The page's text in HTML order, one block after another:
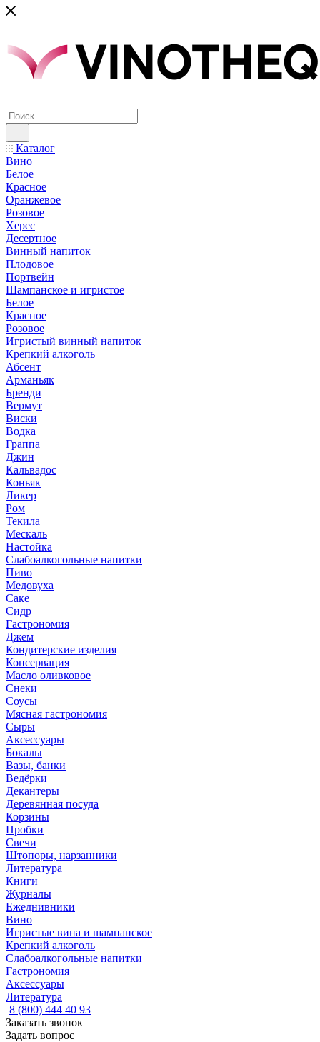
Каталог
Вино
Белое
Красное
Оранжевое
Розовое
Херес
Десертное
Винный напиток
Плодовое
Портвейн
Шампанское и игристое
Белое
Красное
Розовое
Игристый винный напиток
Крепкий алкоголь
Абсент
Арманьяк
Бренди
Вермут
Виски
Водка
Граппа
Джин
Кальвадос
Коньяк
Ликер
Ром
Текила
Мескаль
Настойка
Слабоалкогольные напитки
Пиво
Медовуха
Саке
Сидр
Гастрономия
Джем
Кондитерские изделия
Консервация
Масло оливковое
Снеки
Соусы
Мясная гастрономия
Сыры
Аксессуары
Бокалы
Вазы, банки
Ведёрки
Декантеры
Деревянная посуда
Корзины
Пробки
Свечи
Штопоры, нарзанники
Литература
Книги
Журналы
Ежеднивники
Вино
Игристые вина и шампанское
Крепкий алкоголь
Слабоалкогольные напитки
Гастрономия
Аксессуары
Литература
8 (800) 444 40 93
Заказать звонок
Задать вопрос